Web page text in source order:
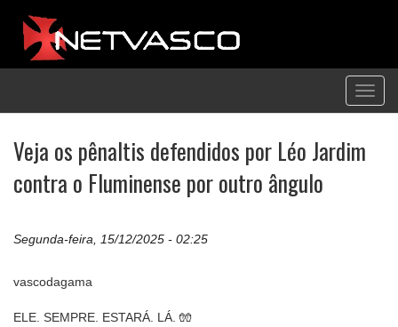
Veja os pênaltis defendidos por Léo Jardim
contra o Fluminense por outro ângulo
Segunda-feira, 15/12/2025 - 02:25
vascodagama
ELE. SEMPRE. ESTARÁ. LÁ. 🧤